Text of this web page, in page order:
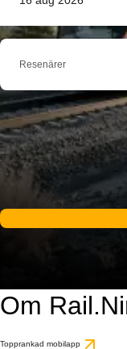
Resenärer
Om
Topprankad mobilapp